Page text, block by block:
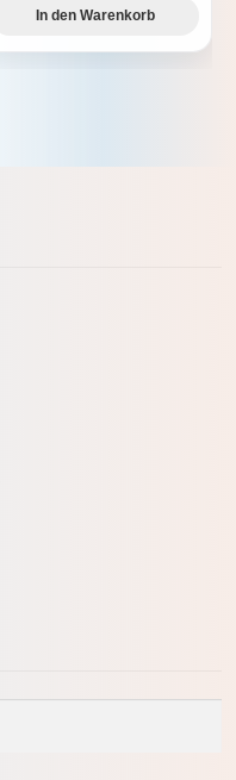
In den Warenkorb